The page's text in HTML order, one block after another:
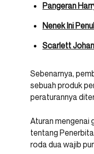
Pangeran
Nenek Ini
Scarlett
Sebenarnya,
sebuah produk
peraturannya
Aturan mengenai
tentang
roda dua wajib